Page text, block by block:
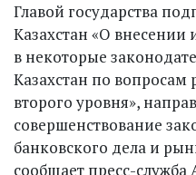
Главой государства
Казахстан «О
в некоторые
Казахстан по вопросам
второго уровня»,
совершенствование
банковского дела и
сообщает пресс-